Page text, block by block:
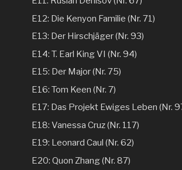
E12: Die Kenyon Familie (Nr. 71)
E13: Der Hirschjäger (Nr. 93)
E14: T. Earl King VI (Nr. 94)
E15: Der Major (Nr. 75)
E16: Tom Keen (Nr. 7)
E17: Das Projekt Ewiges Leben (Nr.
E18: Vanessa Cruz (Nr. 117)
E19: Leonard Caul (Nr. 62)
E20: Quon Zhang (Nr. 87)